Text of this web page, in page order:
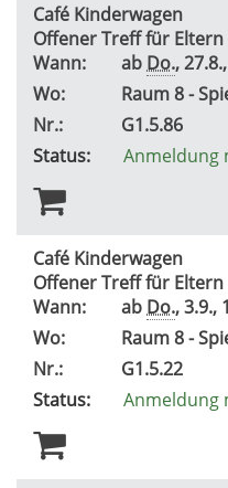
Café Kinderwagen
Offener Treff für
Wann:
ab Do.,
Wo:
Raum 8 -
Nr.:
G1.5.86
Status:
Anmeldung
Café Kinderwagen
Offener Treff für
Wann:
ab Do., 3.9.,
Wo:
Raum 8 -
Nr.:
G1.5.22
Status:
Anmeldung